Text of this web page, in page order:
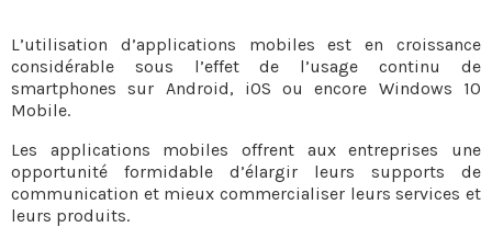
L’utilisation d’applications mobiles est en croissance
considérable sous l’effet de l’usage continu de
smartphones sur Android, iOS ou encore Windows 10
Mobile.
Les applications mobiles offrent aux entreprises une
opportunité formidable d’élargir leurs supports de
communication et mieux commercialiser leurs services et
leurs produits.